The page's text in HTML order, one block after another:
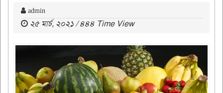
admin
২৫ মার্চ, ২০২১ / ৪৪৪ Time View